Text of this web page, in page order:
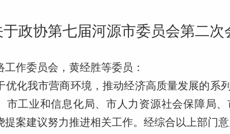
于政协第七届河源市委员会第二次
工作委员会，黄经胜等委员：
优化我市营商环境，推动经济高质量发展的系
市工业和信息化局、市人力资源社会保障局
提案建议努力推进相关工作。经综合以上部门